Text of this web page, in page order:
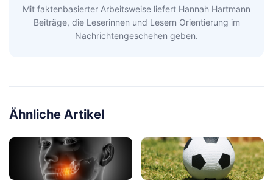
Mit faktenbasierter Arbeitsweise liefert Hannah Hartmann
Beiträge, die Leserinnen und Lesern Orientierung im
Nachrichtengeschehen geben.
Ähnliche Artikel